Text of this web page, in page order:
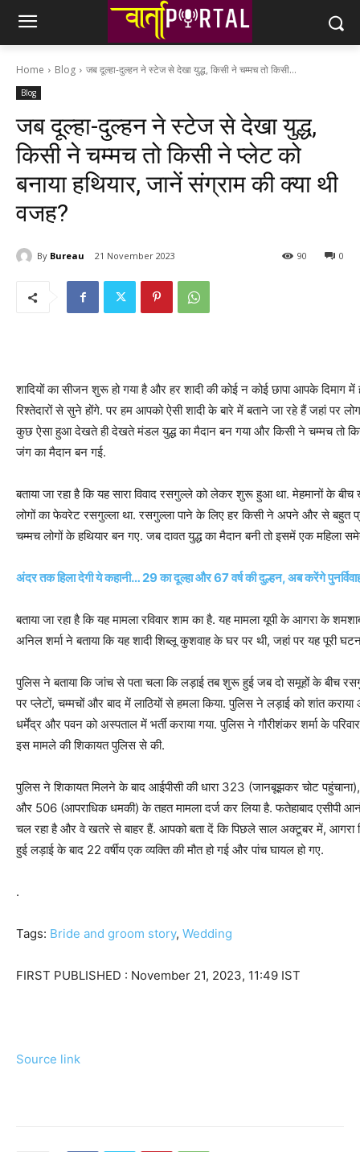
Home Blog जब दूल्‍हा-दुल्‍हन ने स्‍टेज से देखा युद्ध, क‍िसी ने चम्‍मच तो क‍िसी...
Blog
जब दूल्‍हा-दुल्‍हन ने स्‍टेज से देखा युद्ध,
क‍िसी ने चम्‍मच तो क‍िसी ने प्‍लेट को
बनाया हथ‍ियार, जानें संग्राम की क्‍या थी
वजह?
By Bureau 21 November 2023 0
90
शाद‍ियों का सीजन शुरू हो गया है और हर शादी की कोई न कोई छापा आपके
र‍िश्‍तेदारों से सुने होंगे. पर हम आपको ऐसी शादी के बारे में बताने जा रहे हैं जहां
कुछ ऐसा हुआ देखते ही देखते मंडल युद्ध का मैदान बन गया और क‍िसी ने चम्‍मच तो
जंग का मैदान बन गई.
बताया जा रहा है क‍ि यह सारा व‍िवाद रसगुल्‍ले को लेकर शुरू हुआ था. मेहमानों के
लोगों का फेवरेट रसगुल्‍ला था. रसगुल्‍ला पाने के ल‍िए हर क‍िसी ने अपने और से बहुत
चम्‍मच लोगों के हथ‍ियार बन गए. जब दावत युद्ध का मैदान बनी तो इसमें एक महिला
अंदर तक ह‍िला देगी ये कहानी… 29 का दूल्‍हा और 67 वर्ष की दुल्हन, अब करेंगे
बताया जा रहा है क‍ि यह मामला रविवार शाम का है. यह मामला यूपी के आगरा के
अनिल शर्मा ने बताया क‍ि यह शादी शिब्लू कुशवाह के घर पर थी, जहां पर यह पूरी
पुल‍िस ने बताया क‍ि जांच से पता चला कि लड़ाई तब शुरू हुई जब दो समूहों के बीच
पर प्लेटों, चम्मचों और बाद में लाठियों से हमला किया. पुलिस ने लड़ाई को शांत
धर्मेंद्र और पवन को अस्पताल में भर्ती कराया गया. पुल‍िस ने गौरीशंकर शर्मा के
इस मामले की श‍िकायत पुल‍िस से की.
पुल‍िस ने श‍िकायत म‍िलने के बाद आईपीसी की धारा 323 (जानबूझकर चोट
और 506 (आपराधिक धमकी) के तहत मामला दर्ज कर ल‍िया है. फतेहाबाद एसीपी
चल रहा है और वे खतरे से बाहर हैं. आपको बता दें क‍ि पिछले साल अक्टूबर में, आगरा
हुई लड़ाई के बाद 22 वर्षीय एक व्यक्ति की मौत हो गई और पांच घायल हो गए.
.
Tags: Bride and groom story, Wedding
FIRST PUBLISHED : November 21, 2023, 11:49 IST
Source link